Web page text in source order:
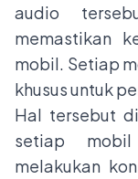
audio
memastikan
mobil. Setiap
khusus untuk
Hal tersebut
setiap
melakukan